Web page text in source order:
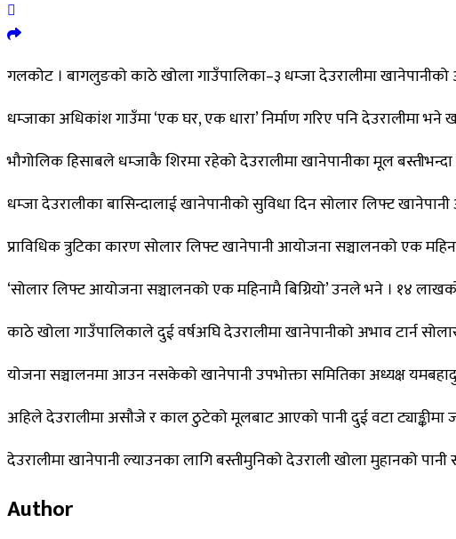
गलकोट । बागलुङको काठे खोला गाउँपालिका–३ धम्जा देउरालीमा
धम्जाका अधिकांश गाउँमा ‘एक घर, एक धारा’ निर्माण गरिए पनि देउरालीमा
भौगोलिक हिसाबले धम्जाकै शिरमा रहेको देउरालीमा खानेपानीका मूल
धम्जा देउरालीका बासिन्दालाई खानेपानीको सुविधा दिन सोलार लिफ्ट
प्राविधिक त्रुटिका कारण सोलार लिफ्ट खानेपानी आयोजना सञ्चालनको एक
‘सोलार लिफ्ट आयोजना सञ्चालनको एक महिनामै बिग्रियो’ उनले भने । १४
काठे खोला गाउँपालिकाले दुई वर्षअघि देउरालीमा खानेपानीको अभाव टार्न
योजना सञ्चालनमा आउन नसकेको खानेपानी उपभोक्ता समितिका अध्यक्ष
अहिले देउरालीमा असौजे र काल ठुटेको मूलबाट आएको पानी दुई वटा ट्याङ्कीमा
देउरालीमा खानेपानी ल्याउनका लागि बस्तीमुनिको देउराली खोला मुहानको
Author